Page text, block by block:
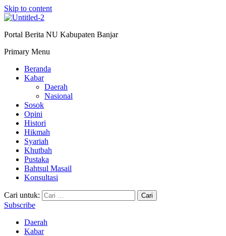
Skip to content
Portal Berita NU Kabupaten Banjar
Primary Menu
Beranda
Kabar
Daerah
Nasional
Sosok
Opini
Histori
Hikmah
Syariah
Khutbah
Pustaka
Bahtsul Masail
Konsultasi
Cari untuk:
Subscribe
Daerah
Kabar